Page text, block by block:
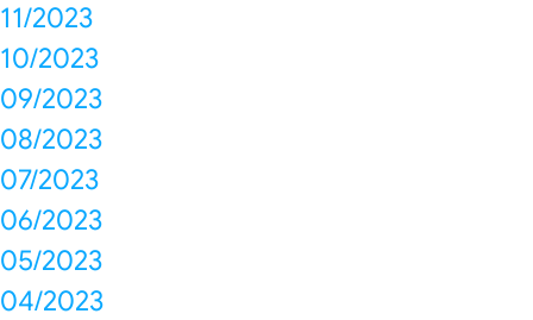
11/2023
10/2023
09/2023
08/2023
07/2023
06/2023
05/2023
04/2023